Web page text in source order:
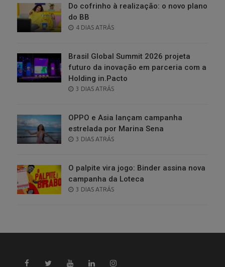
Do cofrinho à realização: o novo plano
do BB
POSTED
4 DIAS ATRÁS
Brasil Global Summit 2026 projeta
futuro da inovação em parceria com a
Holding in.Pacto
POSTED
3 DIAS ATRÁS
OPPO e Asia lançam campanha
estrelada por Marina Sena
POSTED
3 DIAS ATRÁS
O palpite vira jogo: Binder assina nova
campanha da Loteca
POSTED
3 DIAS ATRÁS